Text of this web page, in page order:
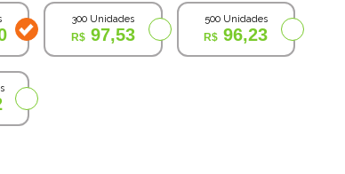
300 Unidades
97,53
500 Unidades
96,23